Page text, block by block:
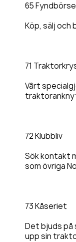
65
Köp, sälj och
71
Vårt
72 Klubbliv
Sök kontakt
som övriga
73 Kåseriet
Det bjuds på
upp sin